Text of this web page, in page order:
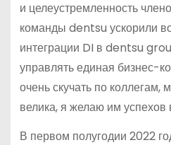
и целеустремленность
команды dentsu ускорили
интеграции DI в dentsu
управлять единая бизнес-
очень скучать по коллегам,
велика, я желаю им успехов
В первом полугодии 2022